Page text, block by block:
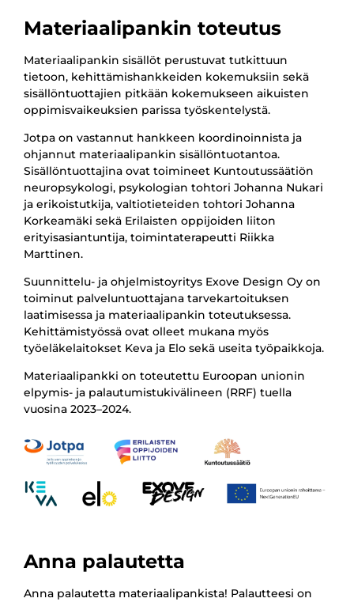
Materiaalipankin toteutus
Materiaalipankin sisällöt perustuvat tutkittuun
tietoon, kehittämishankkeiden kokemuksiin sekä
sisällöntuottajien pitkään kokemukseen aikuisten
oppimisvaikeuksien parissa työskentelystä.
Jotpa on vastannut hankkeen koordinoinnista ja
ohjannut materiaalipankin sisällöntuotantoa.
Sisällöntuottajina ovat toimineet Kuntoutussäätiön
neuropsykologi, psykologian tohtori Johanna Nukari
ja erikoistutkija, valtiotieteiden tohtori Johanna
Korkeamäki sekä Erilaisten oppijoiden liiton
erityisasiantuntija, toimintaterapeutti Riikka
Marttinen.
Suunnittelu- ja ohjelmistoyritys Exove Design Oy on
toiminut palveluntuottajana tarvekartoituksen
laatimisessa ja materiaalipankin toteutuksessa.
Kehittämistyössä ovat olleet mukana myös
työeläkelaitokset Keva ja Elo sekä useita työpaikkoja.
Materiaalipankki on toteutettu Euroopan unionin
elpymis- ja palautumistukivälineen (RRF) tuella
vuosina 2023–2024.
Anna palautetta
Anna palautetta materiaalipankista! Palautteesi on